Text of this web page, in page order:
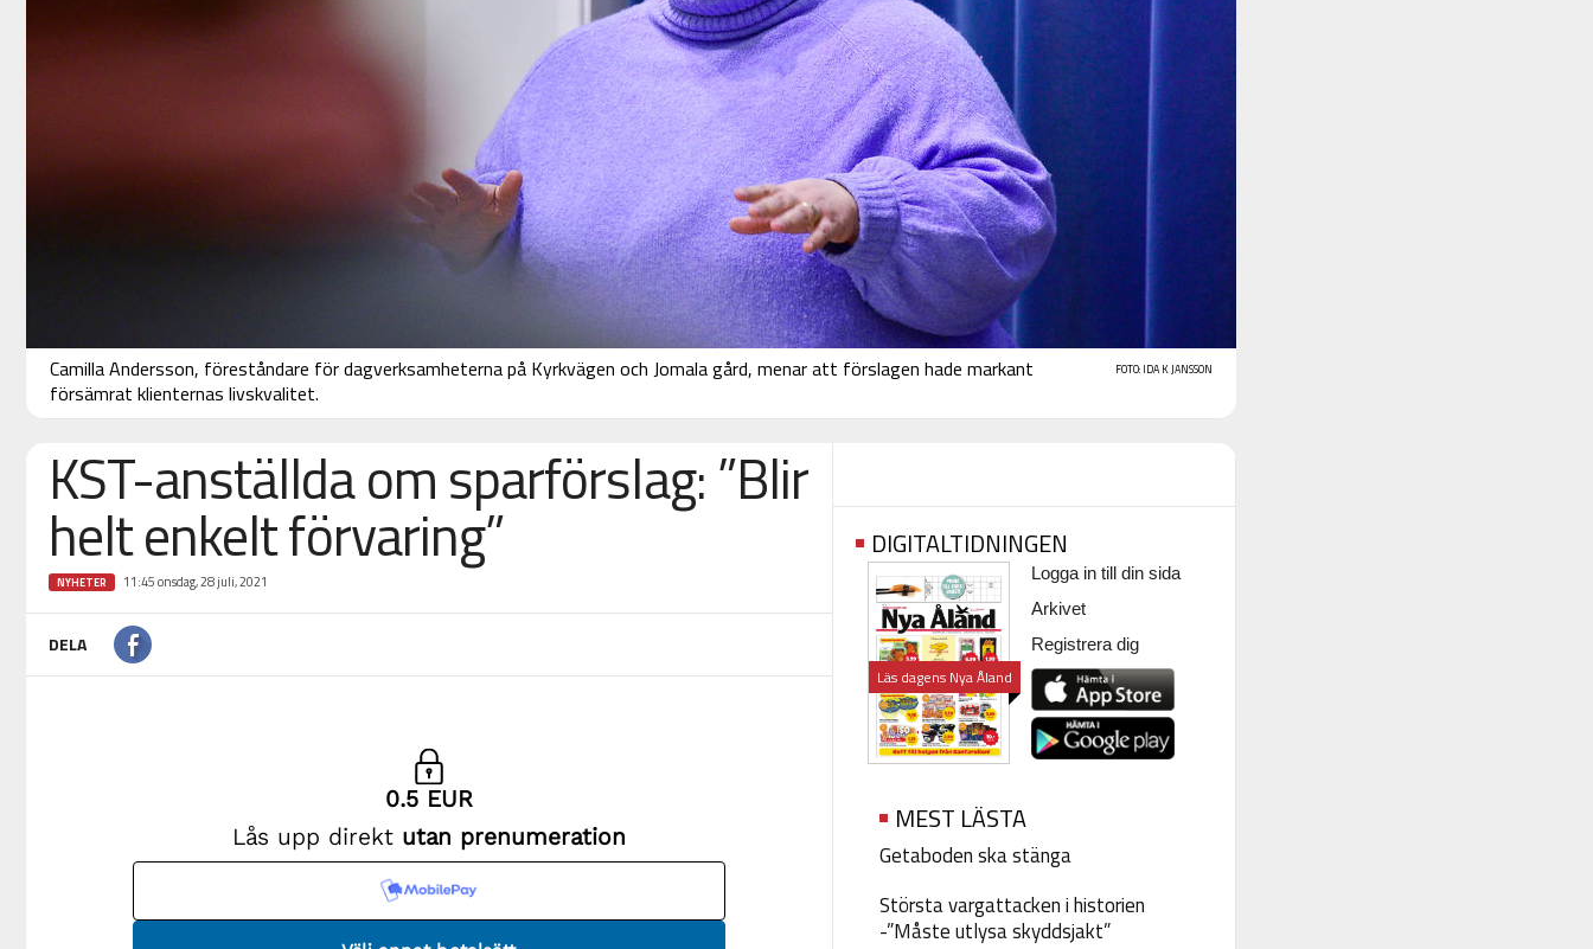
FOTO: IDA K JANSSON
Camilla Andersson, föreståndare för dagverksamheterna på Kyrkvägen och Jomala gård, menar att förslagen hade markant
försämrat klienternas livskvalitet.
KST-anställda om sparförslag: ”Blir
helt enkelt förvaring”
NYHETER 11:45 onsdag, 28 juli, 2021
DELA
DIGITALTIDNINGEN
Läs dagens Nya Åland
Logga in till din sida
Arkivet
Registrera dig
MEST LÄSTA
Getaboden ska stänga
Största vargattacken i historien
-”Måste utlysa skyddsjakt”